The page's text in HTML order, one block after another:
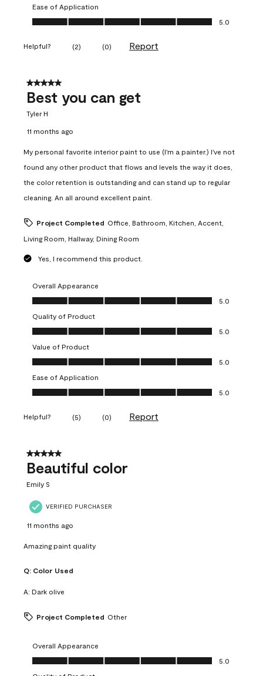
Ease of Application
Ease of Application, 5.0 out of 5
5.0
Helpful? (2) (0) Report
5 out of 5 stars.
Best you can get
Tyler H
11 months ago
My personal favorite interior paint to use (I'm a painter.) I've not
found any other product that flows and levels the way it does,
the color retention is outstanding and can stand up to regular
cleaning. An all around excellent paint.
Project Completed Office, Bathroom, Kitchen, Accent,
Living Room, Hallway, Dining Room
Yes, I recommend this product.
Overall Appearance
Overall Appearance, 5.0 out of 5
5.0
Quality of Product
Quality of Product, 5.0 out of 5
5.0
Value of Product
Value of Product, 5.0 out of 5
5.0
Ease of Application
Ease of Application, 5.0 out of 5
5.0
Helpful? (5) (0) Report
5 out of 5 stars.
Beautiful color
Emily S
VERIFIED PURCHASER
11 months ago
Amazing paint quality
Q: Color Used
A: Dark olive
Project Completed Other
Overall Appearance
Overall Appearance, 5.0 out of 5
5.0